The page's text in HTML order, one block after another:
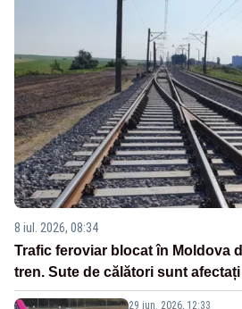
8 iul. 2026, 08:34
Trafic feroviar blocat în Moldova
tren. Sute de călători sunt afectați
29 iun. 2026, 12:33